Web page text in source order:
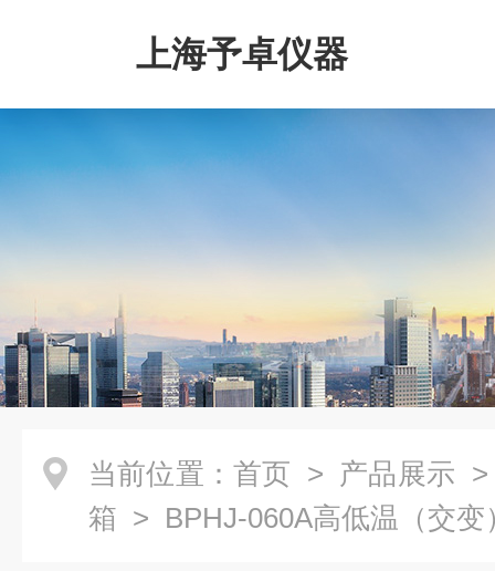
上海予卓仪器
当前位置： 首页 > 产品展示
箱 > BPHJ-060A高低温（交